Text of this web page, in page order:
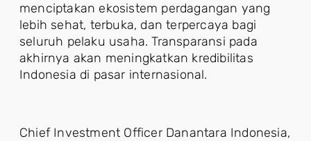
menciptakan ekosistem perdagangan yang
lebih sehat, terbuka, dan terpercaya bagi
seluruh pelaku usaha. Transparansi pada
akhirnya akan meningkatkan kredibilitas
Indonesia di pasar internasional.
Chief Investment Officer Danantara Indonesia,